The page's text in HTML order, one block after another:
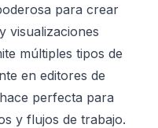
para crear
visualizaciones
múltiples tipos de
en editores de
perfecta para
y flujos de trabajo.